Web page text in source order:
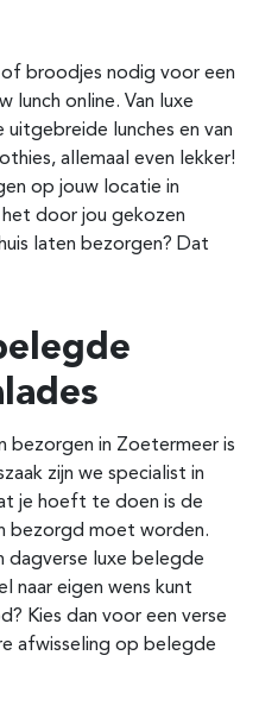
broodjes nodig voor een
lunch online. Van luxe
lunches en van
allemaal even lekker!
op jouw locatie in
door jou gekozen
laten bezorgen? Dat
bezorgen in Zoetermeer is
zijn we specialist in
je hoeft te doen is de
bezorgd moet worden.
dagverse luxe belegde
naar eigen wens kunt
Kies dan voor een verse
afwisseling op belegde